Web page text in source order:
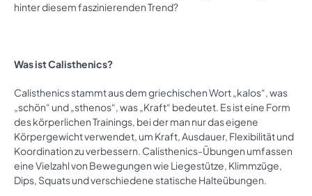
hinter diesem faszinierenden Trend?
Was ist Calisthenics?
Calisthenics stammt aus dem griechischen Wort „kalos“, was
„schön“ und „sthenos“, was „Kraft“ bedeutet. Es ist eine Form
des körperlichen Trainings, bei der man nur das eigene
Körpergewicht verwendet, um Kraft, Ausdauer, Flexibilität und
Koordination zu verbessern. Calisthenics-Übungen umfassen
eine Vielzahl von Bewegungen wie Liegestütze, Klimmzüge,
Dips, Squats und verschiedene statische Halteübungen.